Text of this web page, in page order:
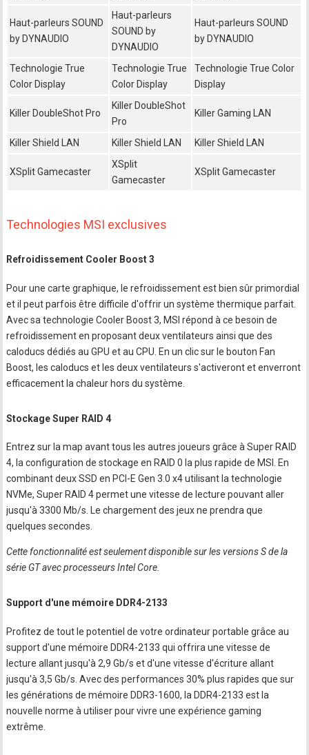
Haut-parleurs SOUND
by DYNAUDIO
Haut-parleurs
SOUND by
DYNAUDIO
Haut-parleurs SOUND
by DYNAUDIO
Technologie True
Color Display
Technologie True
Color Display
Technologie True Color
Display
Killer DoubleShot Pro
Killer DoubleShot
Pro
Killer Gaming LAN
Killer Shield LAN Killer Shield LAN Killer Shield LAN
XSplit Gamecaster
XSplit
Gamecaster
XSplit Gamecaster
Technologies MSI exclusives
Refroidissement Cooler Boost 3
Pour une carte graphique, le refroidissement est bien sûr primordial
et il peut parfois être difficile d'offrir un système thermique parfait.
Avec sa technologie Cooler Boost 3, MSI répond à ce besoin de
refroidissement en proposant deux ventilateurs ainsi que des
caloducs dédiés au GPU et au CPU. En un clic sur le bouton Fan
Boost, les caloducs et les deux ventilateurs s'activeront et enverront
efficacement la chaleur hors du système.
Stockage Super RAID 4
Entrez sur la map avant tous les autres joueurs grâce à Super RAID
4, la configuration de stockage en RAID 0 la plus rapide de MSI. En
combinant deux SSD en PCI-E Gen 3.0 x4 utilisant la technologie
NVMe, Super RAID 4 permet une vitesse de lecture pouvant aller
jusqu'à 3300 Mb/s. Le chargement des jeux ne prendra que
quelques secondes.
Cette fonctionnalité est seulement disponible sur les versions S de la
série GT avec processeurs Intel Core.
Support d'une mémoire DDR4-2133
Profitez de tout le potentiel de votre ordinateur portable grâce au
support d'une mémoire DDR4-2133 qui offrira une vitesse de
lecture allant jusqu'à 2,9 Gb/s et d'une vitesse d'écriture allant
jusqu'à 3,5 Gb/s. Avec des performances 30% plus rapides que sur
les générations de mémoire DDR3-1600, la DDR4-2133 est la
nouvelle norme à utiliser pour vivre une expérience gaming
extrême.